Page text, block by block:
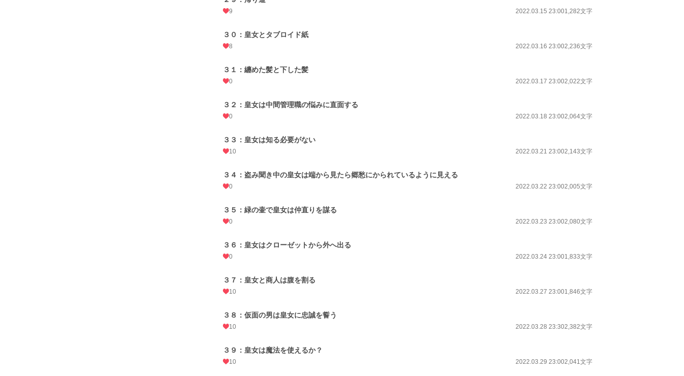
9 2022.03.15 23:001,282文字
３０：皇女とタブロイド紙
8 2022.03.16 23:002,236文字
３１：纏めた髪と下した髪
0 2022.03.17 23:002,022文字
３２：皇女は中間管理職の悩みに直面する
0 2022.03.18 23:002,064文字
３３：皇女は知る必要がない
10 2022.03.21 23:002,143文字
３４：盗み聞き中の皇女は端から見たら郷愁にかられているように見える
0 2022.03.22 23:002,005文字
３５：緑の壷で皇女は仲直りを謀る
0 2022.03.23 23:002,080文字
３６：皇女はクローゼットから外へ出る
0 2022.03.24 23:001,833文字
３７：皇女と商人は腹を割る
10 2022.03.27 23:001,846文字
３８：仮面の男は皇女に忠誠を誓う
10 2022.03.28 23:302,382文字
３９：皇女は魔法を使えるか？
10 2022.03.29 23:002,041文字